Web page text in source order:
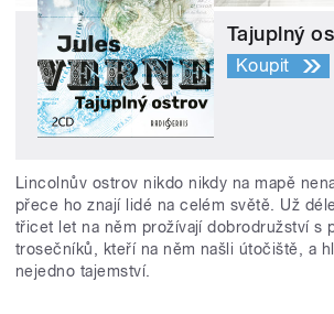
Tajuplný
Koupit
Lincolnův ostrov nikdo nikdy na mapě
přece ho znají lidé na celém světě. Už
třicet let na něm prožívají dobrodružství s
trosečníků, kteří na něm našli útočiště, a
nejedno tajemství.